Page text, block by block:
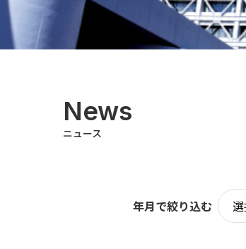
News
ニュース
年月で絞り込む